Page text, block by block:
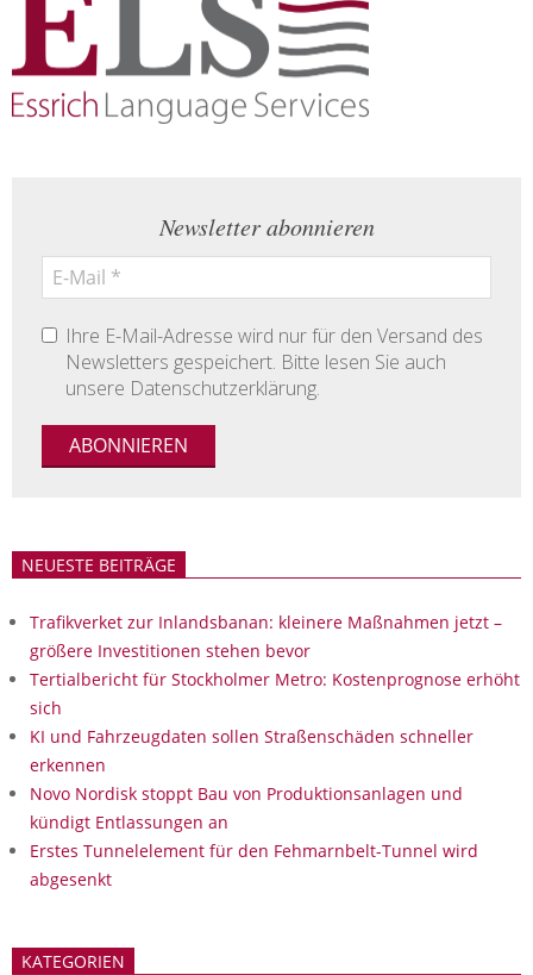
Newsletter abonnieren
Ihre E-Mail-Adresse wird nur für den Versand des
Newsletters gespeichert. Bitte lesen Sie auch
unsere Datenschutzerklärung.
NEUESTE BEITRÄGE
Trafikverket zur Inlandsbanan: kleinere Maßnahmen jetzt –
größere Investitionen stehen bevor
Tertialbericht für Stockholmer Metro: Kostenprognose erhöht
sich
KI und Fahrzeugdaten sollen Straßenschäden schneller
erkennen
Novo Nordisk stoppt Bau von Produktionsanlagen und
kündigt Entlassungen an
Erstes Tunnelelement für den Fehmarnbelt-Tunnel wird
abgesenkt
KATEGORIEN